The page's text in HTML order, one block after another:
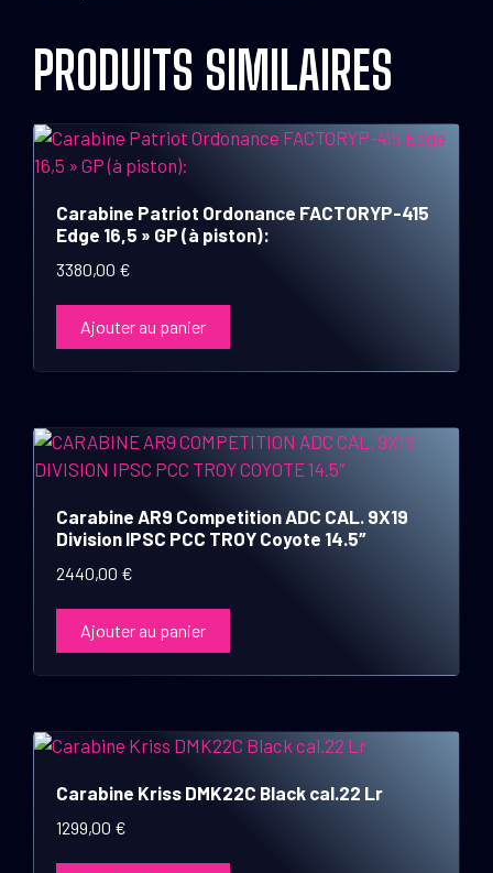
PRODUITS SIMILAIRES
Carabine Patriot Ordonance FACTORYP-415
Edge 16,5 » GP (à piston):
3380,00 €
Ajouter au panier
Carabine AR9 Competition ADC CAL. 9X19
Division IPSC PCC TROY Coyote 14.5″
2440,00 €
Ajouter au panier
Carabine Kriss DMK22C Black cal.22 Lr
1299,00 €